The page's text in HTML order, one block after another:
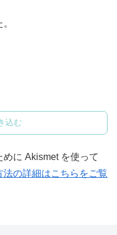
込む
に Akismet を使って
の詳細はこちらをご覧